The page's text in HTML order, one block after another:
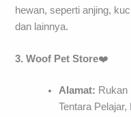
hewan, seperti anjing,
dan lainnya.
3. Woof Pet Store❤️
Alamat: Rukan
Tentara